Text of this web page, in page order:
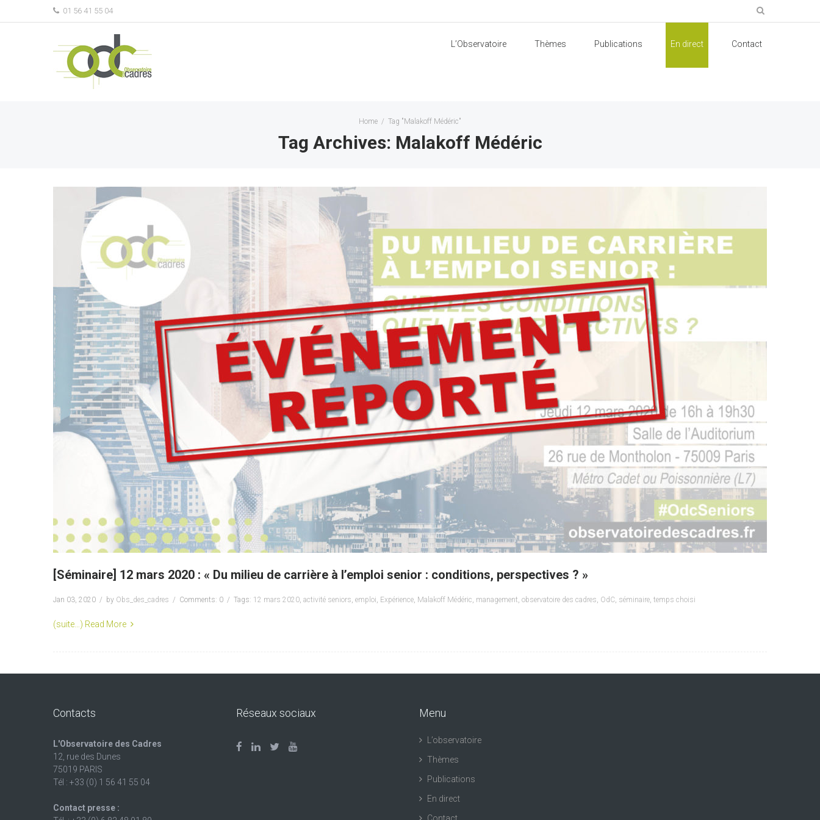
01 56 41 55 04
L’Observatoire Thèmes Publications En direct Contact
Home / Tag "Malakoff Médéric"
Tag Archives: Malakoff Médéric
[Séminaire] 12 mars 2020 : « Du milieu de carrière à l’emploi senior : conditions, perspectives ? »
Jan 03, 2020 by Obs_des_cadres Comments: 0 Tags: 12 mars 2020, activité seniors, emploi, Expérience, Malakoff Médéric, management, observatoire des cadres, OdC, séminaire, temps choisi
(suite…) Read More
Contacts
L'Observatoire des Cadres
12, rue des Dunes
75019 PARIS
Tél : +33 (0) 1 56 41 55 04
Contact presse :
Réseaux sociaux Menu
L’observatoire
Thèmes
Publications
En direct